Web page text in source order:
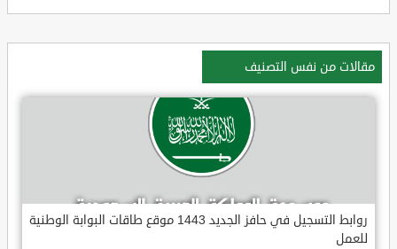
مقالات من نفس التصنيف
روابط التسجيل في حافز الجديد 1443 موقع طاقات البوابة الوطنية
للعمل